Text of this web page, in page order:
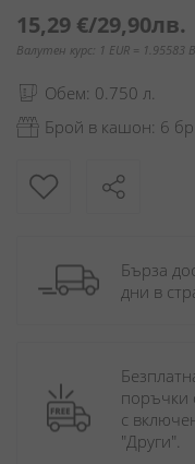
15,29 €/29,90лв.
Валутен курс: 1 EUR = 1.95583
Обем: 0.750 л.
Брой в кашон: 6 бр.
Бърза
дни в
поръчки
с
"Други".